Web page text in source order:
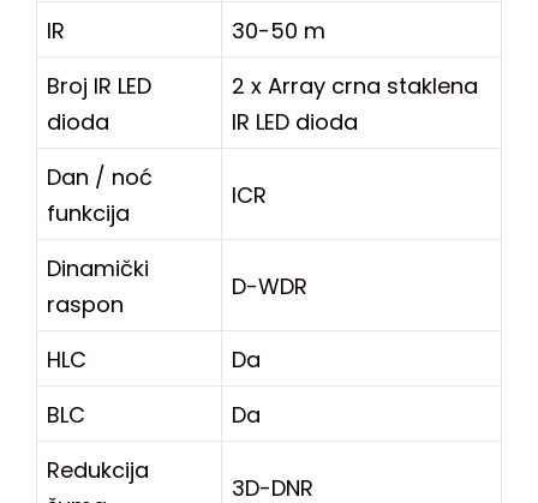
IR
30-50 m
Broj IR LED
dioda
2 x Array crna staklena
IR LED dioda
Dan / noć
funkcija
ICR
Dinamički
raspon
D-WDR
HLC
Da
BLC
Da
Redukcija
3D-DNR